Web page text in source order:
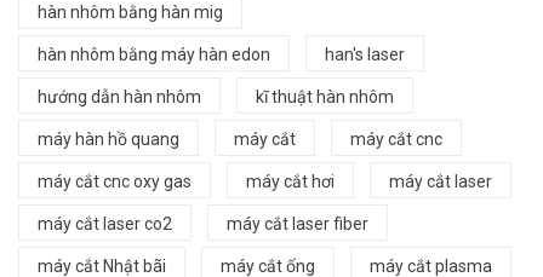
hàn nhôm bằng hàn mig
hàn nhôm bằng máy hàn edon han's laser
hướng dẫn hàn nhôm kĩ thuật hàn nhôm
máy hàn hồ quang máy cắt máy cắt cnc
máy cắt cnc oxy gas máy cắt hơi máy cắt laser
máy cắt laser co2 máy cắt laser fiber
máy cắt Nhật bãi máy cắt ống máy cắt plasma